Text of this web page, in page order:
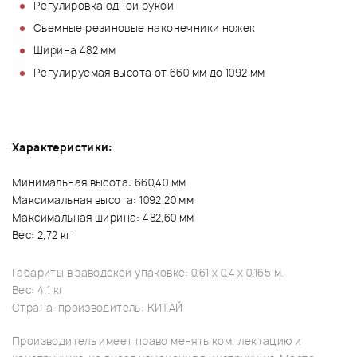
Регулировка одной рукой
Съемные резиновые наконечники ножек
Ширина 482 мм
Регулируемая высота от 660 мм до 1092 мм
Характеристики:
Минимальная высота: 660,40 мм
Максимальная высота: 1092,20 мм
Максимальная ширина: 482,60 мм
Вес: 2,72 кг
Габариты в заводской упаковке: 0.61 x 0.4 x 0.165 м.
Вес: 4.1 кг
Страна-производитель: КИТАЙ
Производитель имеет право менять комплектацию и